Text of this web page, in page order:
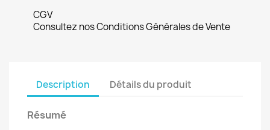
CGV
Consultez nos Conditions Générales de Vente
Description Détails du produit
Résumé